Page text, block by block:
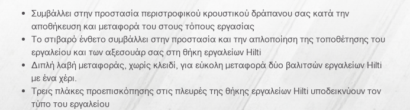
Συμβάλλει στην προστασία περιστροφικού κρουστικού δράπανου σας κατά την
αποθήκευση και μεταφορά του στους τόπους εργασίας
Το στιβαρό ένθετο συμβάλλει στην προστασία και την απλοποίηση της τοποθέτησης του
εργαλείου και των αξεσουάρ σας στη θήκη εργαλείων Hilti
Διπλή λαβή μεταφοράς, χωρίς κλειδί, για εύκολη μεταφορά δύο βαλιτσών εργαλείων Hilti
με ένα χέρι.
Τρεις πλάκες προεπισκόπησης στις πλευρές της θήκης εργαλείων Hilti υποδεικνύουν τον
τύπο του εργαλείου